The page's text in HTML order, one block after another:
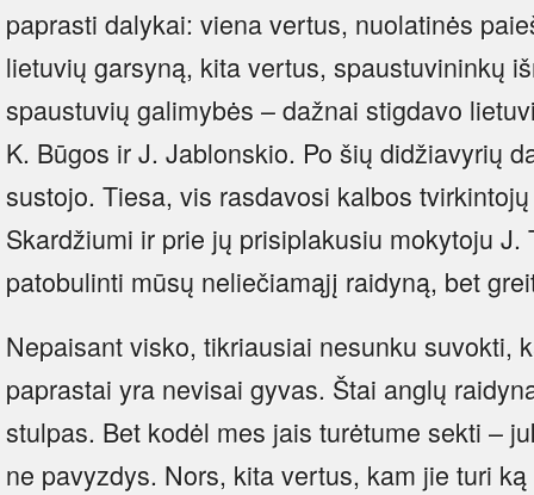
paprasti dalykai: viena vertus, nuolatinės
lietuvių garsyną, kita vertus, spaustuvininkų
spaustuvių galimybės – dažnai stigdavo
K. Būgos ir J. Jablonskio. Po šių didžiavyrių
sustojo. Tiesa, vis rasdavosi kalbos
Skardžiumi ir prie jų prisiplakusiu mokytoju J.
patobulinti mūsų neliečiamąjį raidyną, bet
Nepaisant visko, tikriausiai nesunku suvokti,
paprastai yra nevisai gyvas. Štai anglų
stulpas. Bet kodėl mes jais turėtume sekti –
ne pavyzdys. Nors, kita vertus, kam jie turi